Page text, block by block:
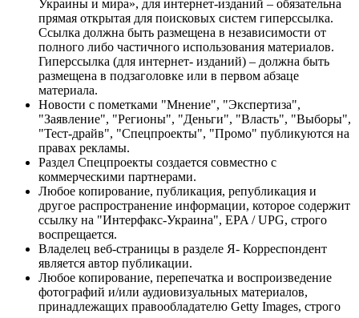
Украины и мира», для интернет-изданий – обязательна
прямая открытая для поисковых систем гиперссылка.
Ссылка должна быть размещена в независимости от
полного либо частичного использования материалов.
Гиперссылка (для интернет- изданий) – должна быть
размещена в подзаголовке или в первом абзаце
материала.
Новости с пометками "Мнение", "Экспертиза",
"Заявление", "Регионы", "Деньги", "Власть", "Выборы",
"Тест-драйв", "Спецпроекты", "Промо" публикуются на
правах рекламы.
Раздел Спецпроекты создается совместно с
коммерческими партнерами.
Любое копирование, публикация, републикация и
другое распространение информации, которое содержит
ссылку на "Интерфакс-Украина", EPA / UPG, строго
воспрещается.
Владелец веб-страницы в разделе Я- Корреспондент
является автор публикации.
Любое копирование, перепечатка и воспроизведение
фотографий и/или аудиовизуальных материалов,
принадлежащих правообладателю Getty Images, строго